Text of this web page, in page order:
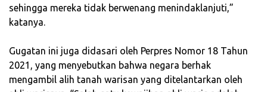
sehingga mereka tidak berwenang menindaklanjuti,”
katanya.
‎Gugatan ini juga didasari oleh Perpres Nomor 18 Tahun
2021, yang menyebutkan bahwa negara berhak
mengambil alih tanah warisan yang ditelantarkan oleh